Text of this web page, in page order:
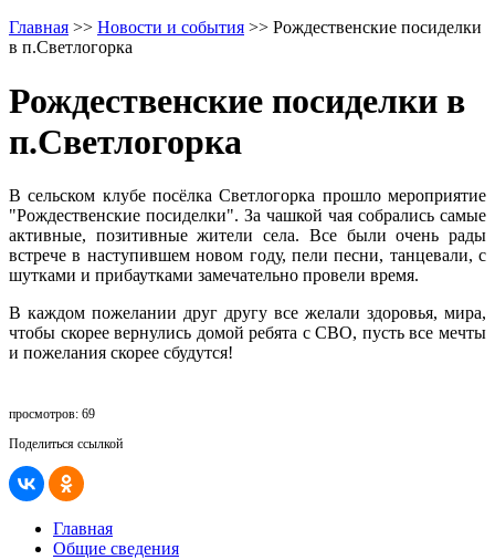
Главная >> Новости и события >> Рождественские посиделки
в п.Светлогорка
Рождественские посиделки в
п.Светлогорка
В сельском клубе посёлка Светлогорка прошло мероприятие
"Рождественские посиделки". За чашкой чая собрались самые
активные, позитивные жители села. Все были очень рады
встрече в наступившем новом году, пели песни, танцевали, с
шутками и прибаутками замечательно провели время.
В каждом пожелании друг другу все желали здоровья, мира,
чтобы скорее вернулись домой ребята с СВО, пусть все мечты
и пожелания скорее сбудутся!
просмотров: 69
Поделиться ссылкой
Главная
Общие сведения